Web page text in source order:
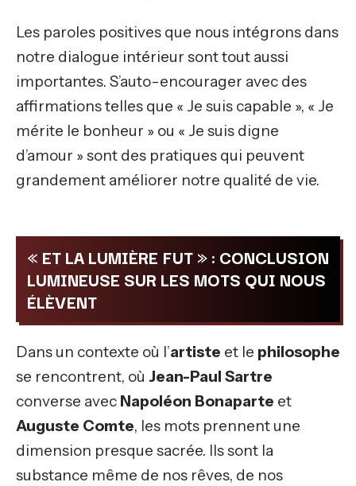
Les paroles positives que nous intégrons dans
notre dialogue intérieur sont tout aussi
importantes. S’auto-encourager avec des
affirmations telles que « Je suis capable », « Je
mérite le bonheur » ou « Je suis digne
d’amour » sont des pratiques qui peuvent
grandement améliorer notre qualité de vie.
« ET LA LUMIÈRE FUT » : CONCLUSION
LUMINEUSE SUR LES MOTS QUI NOUS
ÉLÈVENT
Dans un contexte où l’artiste et le philosophe
se rencontrent, où Jean-Paul Sartre
converse avec Napoléon Bonaparte et
Auguste Comte, les mots prennent une
dimension presque sacrée. Ils sont la
substance même de nos rêves, de nos